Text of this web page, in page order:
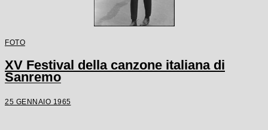
FOTO
XV Festival della canzone italiana di
Sanremo
25 GENNAIO 1965